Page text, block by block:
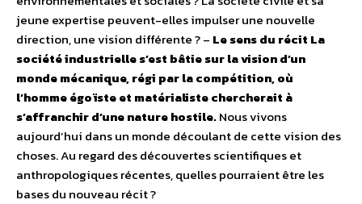
jeune expertise peuvent-elles impulser une nouvelle
direction, une vision différente ?– Le sens du récit La
société industrielle s’est bâtie sur la vision d’un
monde mécanique, régi par la compétition, où
l’homme égoïste et matérialiste chercherait à
s’affranchir d’une nature hostile.Nous vivons
aujourd’hui dans un monde découlant de cette vision des
choses. Au regard des découvertes scientifiques et
anthropologiques récentes, quelles pourraient être les
bases du nouveau récit ?